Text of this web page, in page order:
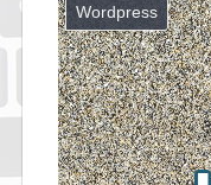
Wordpress